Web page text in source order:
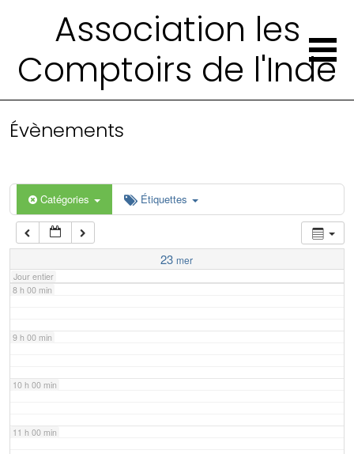
Association les
Comptoirs de l'Inde
Évènements
Catégories Étiquettes
23 mer
Jour entier
4 h 00 min
6 h 00 min
7 h 00 min
8 h 00 min
9 h 00 min
10 h 00 min
11 h 00 min